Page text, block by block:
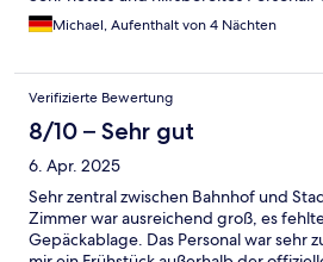
Michael, Aufenthalt von 4 Nächten
Verifizierte Bewertung
8/10 – Sehr gut
6. Apr. 2025
Sehr zentral zwischen Bahnhof und
Zimmer war ausreichend groß, es
Gepäckablage. Das Personal war sehr